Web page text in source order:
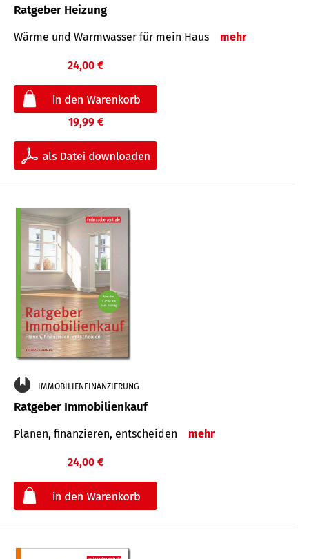
Ratgeber Heizung
Wärme und Warmwasser für mein Haus mehr
24,00 €
19,99 €
IMMOBILIENFINANZIERUNG
Ratgeber Immobilienkauf
Planen, finanzieren, entscheiden mehr
24,00 €